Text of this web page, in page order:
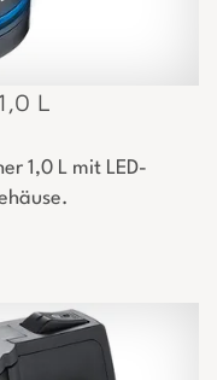
L
1,0 L mit LED-